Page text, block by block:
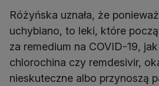
Różyńska uznała, że
uchybiano, to leki, które
za remedium na COVID-19,
chlorochina czy remdesivir,
nieskuteczne albo przynoszą